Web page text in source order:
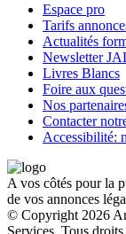
Espace pro
Tarifs
Actualités
Newsletter
Livres Blancs
Foire aux
Nos
Contacter
Accessibilité:
A vos côtés pour la
de vos annonces
© Copyright 2026
Services. Tous droits